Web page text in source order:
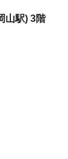
山駅) 3階